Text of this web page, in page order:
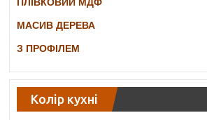
МАСИВ ДЕРЕВА
З ПРОФІЛЕМ
Колір кухні